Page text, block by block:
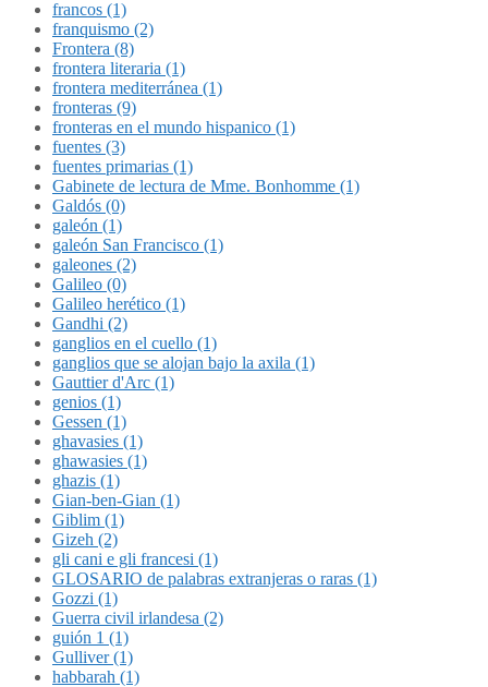
francos (1)
franquismo (2)
Frontera (8)
frontera literaria (1)
frontera mediterránea (1)
fronteras (9)
fronteras en el mundo hispanico (1)
fuentes (3)
fuentes primarias (1)
Gabinete de lectura de Mme. Bonhomme (1)
Galdós (0)
galeón (1)
galeón San Francisco (1)
galeones (2)
Galileo (0)
Galileo herético (1)
Gandhi (2)
ganglios en el cuello (1)
ganglios que se alojan bajo la axila (1)
Gauttier d'Arc (1)
genios (1)
Gessen (1)
ghavasies (1)
ghawasies (1)
ghazis (1)
Gian-ben-Gian (1)
Giblim (1)
Gizeh (2)
gli cani e gli francesi (1)
GLOSARIO de palabras extranjeras o raras (1)
Gozzi (1)
Guerra civil irlandesa (2)
guión 1 (1)
Gulliver (1)
habbarah (1)